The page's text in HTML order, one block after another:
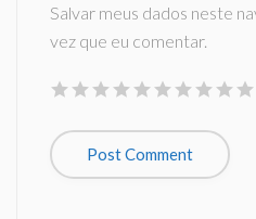
Salvar meus dados neste
vez que eu comentar.